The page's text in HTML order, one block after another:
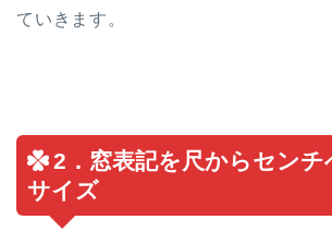
ていきます。
2．窓表記を尺からセンチ
サイズ